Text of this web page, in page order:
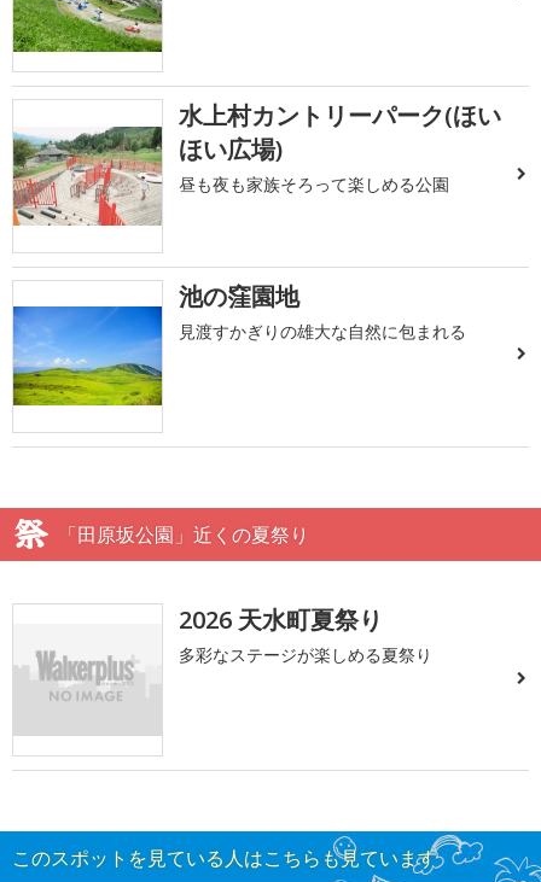
水上村カントリーパーク(ほい
ほい広場)
昼も夜も家族そろって楽しめる公園
池の窪園地
見渡すかぎりの雄大な自然に包まれる
「田原坂公園」近くの夏祭り
2026 天水町夏祭り
多彩なステージが楽しめる夏祭り
このスポットを見ている人はこちらも見ています